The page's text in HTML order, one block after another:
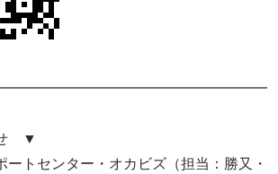
せ ▼
ートセンター・オカビズ（担当：勝又・